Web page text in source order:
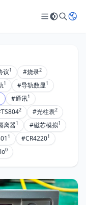
议1 #烧录2
1 #导轨数显1
#通讯1
2 #光柱表2
离器1 #磁芯模拟1
1 #CR42201
0